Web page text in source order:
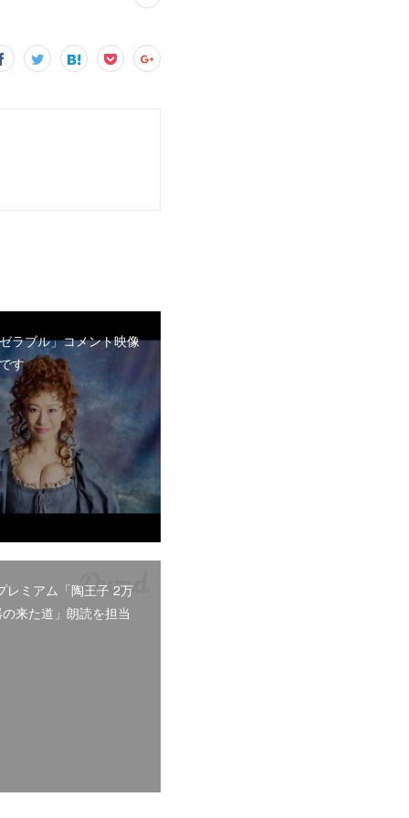
ラブル」コメント映像
す
レミアム「陶王子 2万
来た道」朗読を担当